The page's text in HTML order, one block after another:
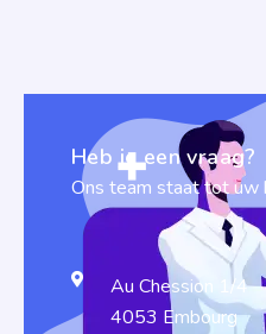
Heb je een vraag?
Ons team staat tot uw
Au Chession 1/4
4053 Embourg